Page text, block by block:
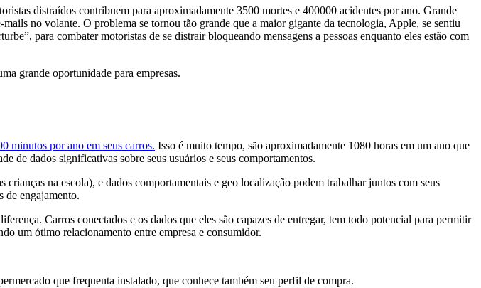
distraídos contribuem para aproximadamente 3500 mortes e 400000 acidentes por ano. Grande
no volante. O problema se tornou tão grande que a maior gigante da tecnologia, Apple, se sentiu
para combater motoristas de se distrair bloqueando mensagens a pessoas enquanto eles estão com
grande oportunidade para empresas.
minutos por ano em seus carros. Isso é muito tempo, são aproximadamente 1080 horas em um ano que
de dados significativas sobre seus usuários e seus comportamentos.
na escola), e dados comportamentais e geo localização podem trabalhar juntos com seus
de engajamento.
Carros conectados e os dados que eles são capazes de entregar, tem todo potencial para permitir
um ótimo relacionamento entre empresa e consumidor.
que frequenta instalado, que conhece também seu perfil de compra.